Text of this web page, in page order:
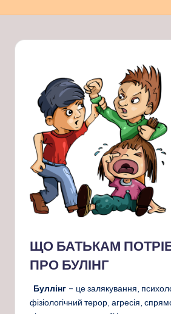
ЩО БАТЬКАМ
ПРО БУЛІНГ
Буллінг – це залякування,
фізіологічний терор, агресія,